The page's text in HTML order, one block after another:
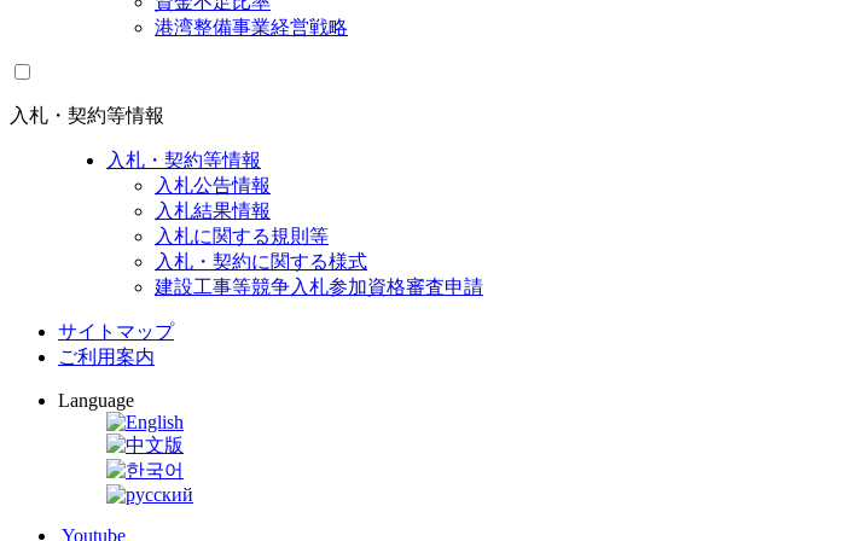
港湾整備事業経営戦略
入札・契約等情報
入札・契約等情報
入札公告情報
入札結果情報
入札に関する規則等
入札・契約に関する様式
建設工事等競争入札参加資格審査申請
サイトマップ
ご利用案内
Language
Youtube